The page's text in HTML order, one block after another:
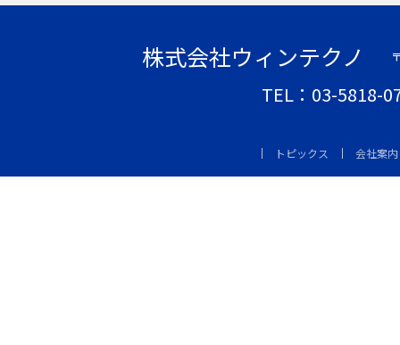
株式会社ウィンテクノ
TEL：03-5818-
トピックス 会社案内